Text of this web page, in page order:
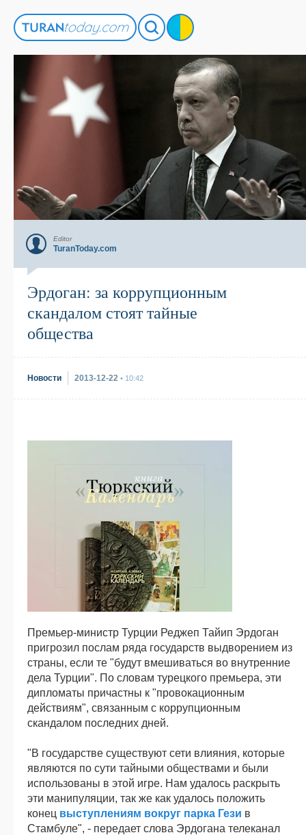
Editor
TuranToday.com
Эрдоган: за коррупционным
скандалом стоят тайные
общества
Новости 2013-12-22 • 10:42
Премьер-министр Турции Реджеп Тайип Эрдоган
пригрозил послам ряда государств выдворением из
страны, если те "будут вмешиваться во внутренние
дела Турции". По словам турецкого премьера, эти
дипломаты причастны к "провокационным
действиям", связанным с коррупционным
скандалом последних дней.
"В государстве существуют сети влияния, которые
являются по сути тайными обществами и были
использованы в этой игре. Нам удалось раскрыть
эти манипуляции, так же как удалось положить
конец выступлениям вокруг парка Гези в
Стамбуле", - передает слова Эрдогана телеканал